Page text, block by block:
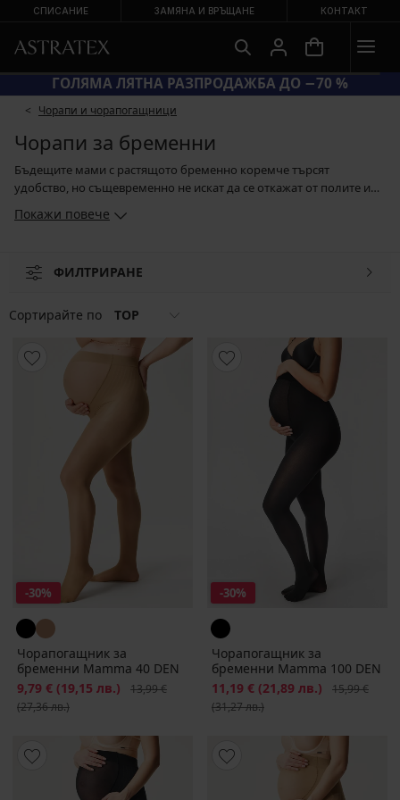
СПИСАНИЕ ЗАМЯНА И ВРЪЩАНЕ КОНТАКТ
ГОЛЯМА ЛЯТНА РАЗПРОДАЖБА ДО −70 %
Чорапи и чорапогащници
Чорапи за бременни
Бъдещите мами с растящото бременно коремче търсят
удобство, но същевременно не искат да се откажат от полите и
подават ръка. Чорапогащниците за бременни, благодарение на
покриват цялото. Благодарение на плоските шевове
важи и за клиновете, които още повече глезят кожата с екстракта
Покажи повече
ФИЛТРИРАНЕ
Сортирайте по TOP
-30%
Чорапогащник за
бременни Mamma 40 DEN
Намаление
9,79 € (19,15 лв.) Първоначална цена
13,99 €
(27,36 лв.)
-30%
Чорапогащник за
бременни Mamma 100 DEN
Намаление
11,19 € (21,89 лв.)
15,99 €
(31,27 лв.)